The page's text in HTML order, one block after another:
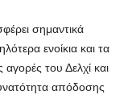
σημαντικά
ενοίκια και τα
αγορές του Δελχί και
απόδοσης